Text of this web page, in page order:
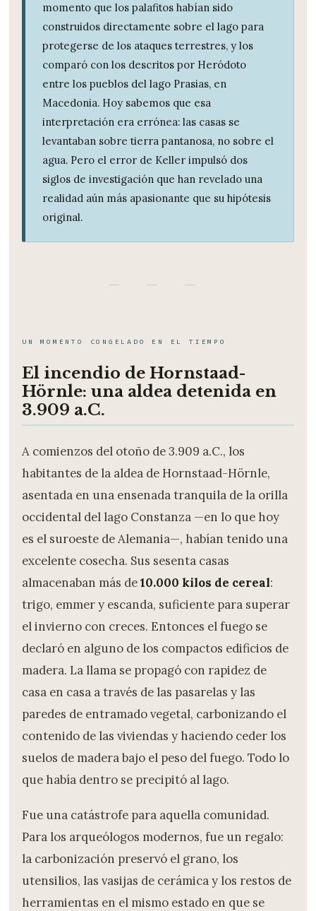
momento que los palafitos habían sido
construidos directamente sobre el lago para
protegerse de los ataques terrestres, y los
comparó con los descritos por Heródoto
entre los pueblos del lago Prasias, en
Macedonia. Hoy sabemos que esa
interpretación era errónea: las casas se
levantaban sobre tierra pantanosa, no sobre el
agua. Pero el error de Keller impulsó dos
siglos de investigación que han revelado una
realidad aún más apasionante que su hipótesis
original.
— — —
UN MOMENTO CONGELADO EN EL TIEMPO
El incendio de Hornstaad-
Hörnle: una aldea detenida en
3.909 a.C.
A comienzos del otoño de 3.909 a.C., los
habitantes de la aldea de Hornstaad-Hörnle,
asentada en una ensenada tranquila de la orilla
occidental del lago Constanza —en lo que hoy
es el suroeste de Alemania—, habían tenido una
excelente cosecha. Sus sesenta casas
almacenaban más de10.000 kilos de cereal:
trigo, emmer y escanda, suficiente para superar
el invierno con creces. Entonces el fuego se
declaró en alguno de los compactos edificios de
madera. La llama se propagó con rapidez de
casa en casa a través de las pasarelas y las
paredes de entramado vegetal, carbonizando el
contenido de las viviendas y haciendo ceder los
suelos de madera bajo el peso del fuego. Todo lo
que había dentro se precipitó al lago.
Fue una catástrofe para aquella comunidad.
Para los arqueólogos modernos, fue un regalo:
la carbonización preservó el grano, los
utensilios, las vasijas de cerámica y los restos de
herramientas en el mismo estado en que se